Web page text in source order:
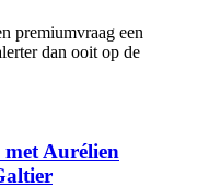
premiumvraag een
dan ooit op de
Aurélien